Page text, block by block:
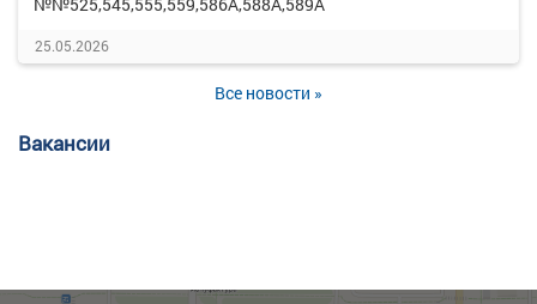
25.05.2026
Все новости »
Вакансии